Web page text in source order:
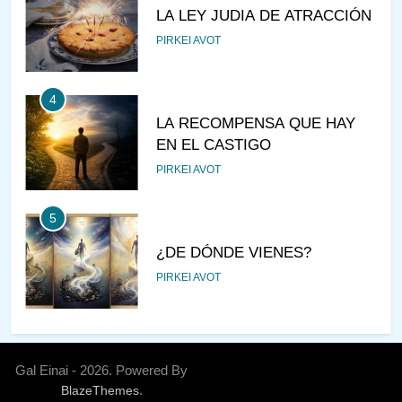
LA LEY JUDIA DE ATRACCIÓN
PIRKEI AVOT
4
LA RECOMPENSA QUE HAY
EN EL CASTIGO
PIRKEI AVOT
5
¿DE DÓNDE VIENES?
PIRKEI AVOT
6
AJAREI KEDOSHIM
Gal Einai - 2026. Powered By
BlazeThemes.